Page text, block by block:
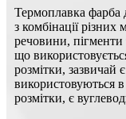
Термоплавка фарба
з комбінації різних
речовини,
що
розмітки, зазвичай
використовуються
розмітки, є